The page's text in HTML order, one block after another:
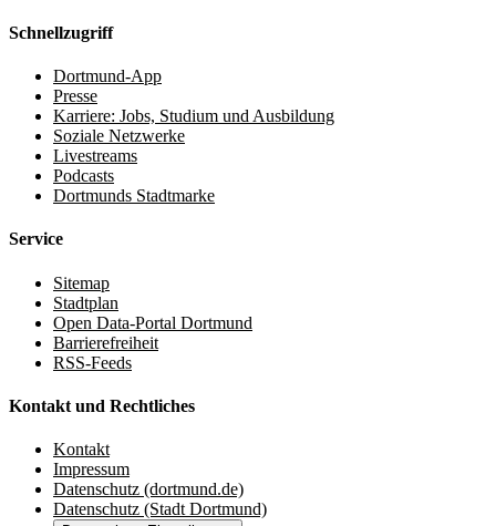
Schnellzugriff
Dortmund-App
Presse
Karriere: Jobs, Studium und Ausbildung
Soziale Netzwerke
Livestreams
Podcasts
Dortmunds Stadtmarke
Service
Sitemap
Stadtplan
Open Data-Portal Dortmund
Barrierefreiheit
RSS-Feeds
Kontakt und Rechtliches
Kontakt
Impressum
Datenschutz (dortmund.de)
Datenschutz (Stadt Dortmund)